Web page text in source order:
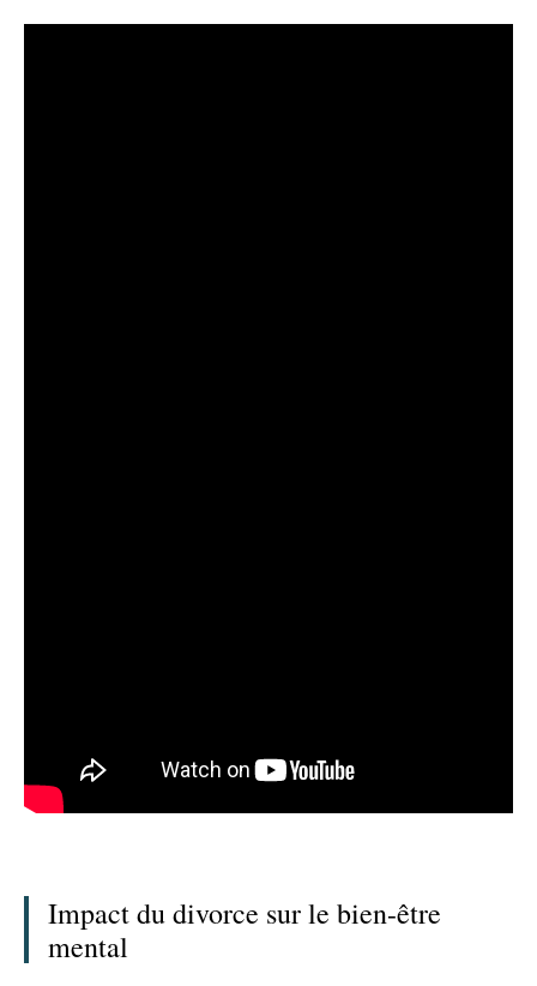
Impact du divorce sur le bien-être
mental